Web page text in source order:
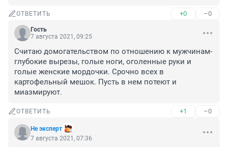
ОТВЕТИТЬ +0 –0
Гость
7 августа 2021, 09:25
Считаю домогательством по отношению к мужчинам-
глубокие вырезы, голые ноги, оголенные руки и
голые женские мордочки. Срочно всех в
картофельный мешок. Пусть в нем потеют и
миазмируют.
ОТВЕТИТЬ +1 –0
Не эксперт
7 августа 2021, 07:36